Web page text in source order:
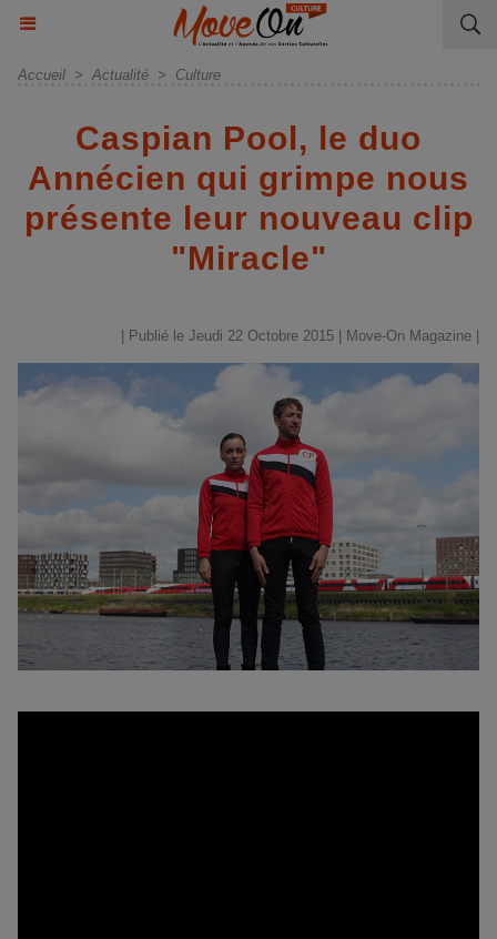
Accueil > Actualité > Culture
Caspian Pool, le duo
Annécien qui grimpe nous
présente leur nouveau clip
"Miracle"
| Publié le Jeudi 22 Octobre 2015 | Move-On Magazine